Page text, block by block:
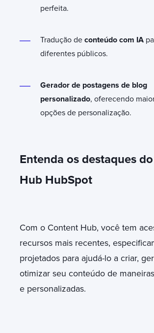
perfeita.
Tradução de conteúdo com IA
diferentes públicos.
Gerador de postagens de blog
personalizado, oferecendo
opções de personalização.
Entenda os destaques
Hub HubSpot
Com o Content Hub, você tem
recursos mais recentes,
projetados para ajudá-lo a criar,
otimizar seu conteúdo de
e personalizadas.